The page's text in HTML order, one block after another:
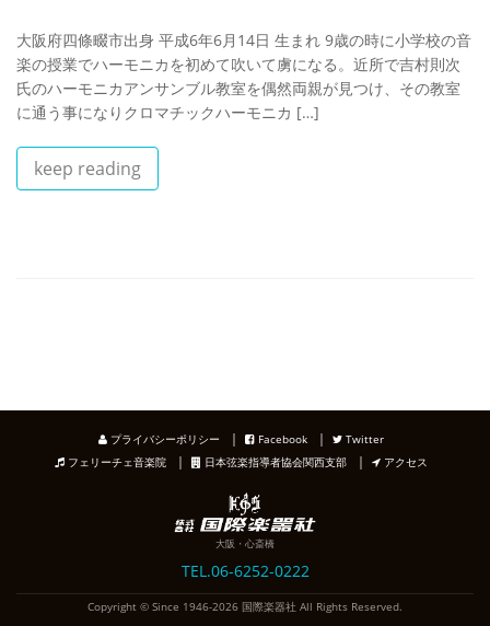
大阪府四條畷市出身 平成6年6月14日 生まれ 9歳の時に小学校の音
楽の授業でハーモニカを初めて吹いて虜になる。近所で吉村則次
氏のハーモニカアンサンブル教室を偶然両親が見つけ、その教室
に通う事になりクロマチックハーモニカ […]
keep reading
プライバシーポリシー ｜ Facebook ｜
Twitter
フェリーチェ音楽院
｜ 日本弦楽指導者協会関西支部 ｜ アクセス
大阪・心斎橋
TEL.06-6252-0222
Copyright © Since 1946-2026 国際楽器社 All Rights Reserved.